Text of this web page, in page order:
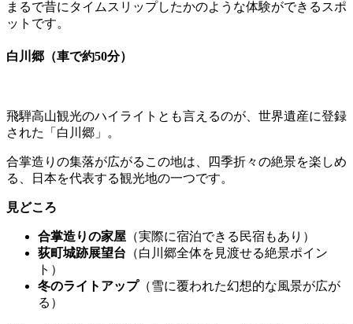
まるで昔にタイムスリップしたかのような体験ができるスポ
ットです。
白川郷（車で約50分）
飛騨高山観光のハイライトとも言えるのが、世界遺産に登録
された「白川郷」。
合掌造りの集落が広がるこの地は、四季折々の絶景を楽しめ
る、日本を代表する観光地の一つです。
見どころ
合掌造りの家屋 （実際に宿泊できる民宿もあり）
荻町城跡展望台 （白川郷全体を見渡せる絶景ポイン
ト）
冬のライトアップ（雪に覆われた幻想的な風景が広が
る）